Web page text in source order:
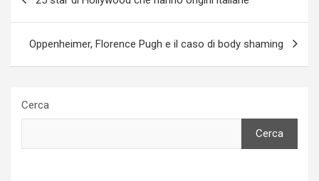
Oppenheimer, Florence Pugh e il caso di body shaming
Cerca
Cerca